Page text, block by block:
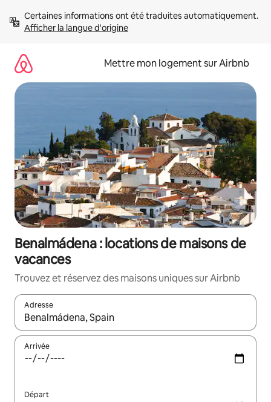
directement
Afficher la langue d'origine
Mettre mon logement sur Airbnb
Benalmádena : locations de maisons de
vacances
Trouvez et réservez des maisons uniques sur Airbnb
Adresse
Lorsque les résultats s'affichent, utilisez les flèches vers le
Arrivée
Départ